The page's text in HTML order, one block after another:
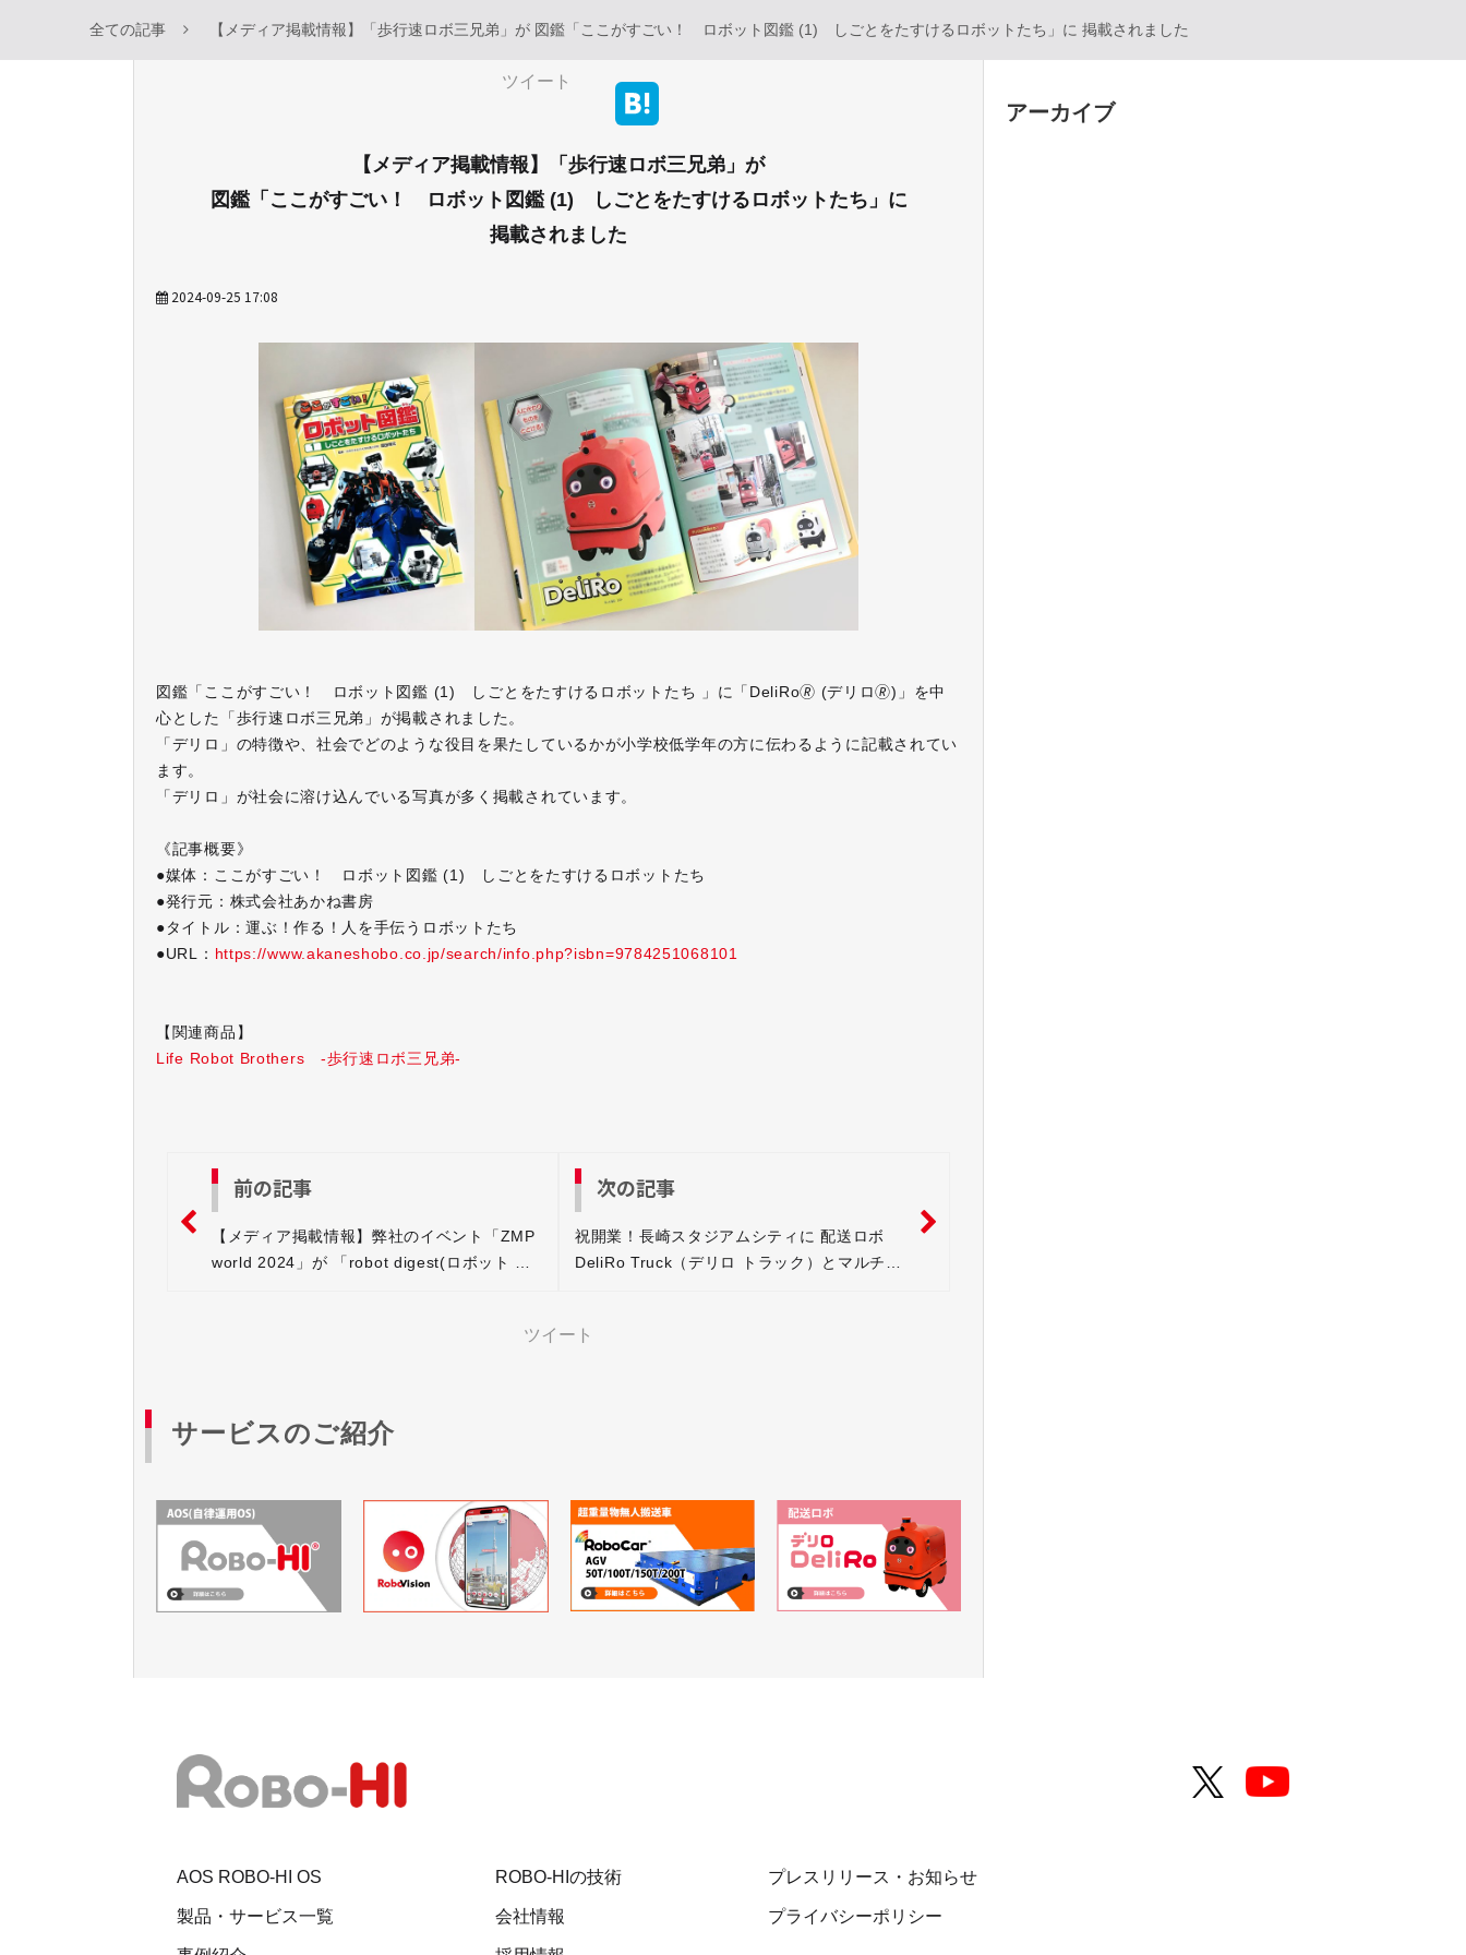
全ての記事 【メディア掲載情報】「歩行速ロボ三兄弟」が 図鑑「ここがすごい！ ロボット図鑑 (1) しごとをたすけるロボットたち」に 掲載されました
ツイート
【メディア掲載情報】「歩行速ロボ三兄弟」が
図鑑「ここがすごい！ ロボット図鑑 (1) しごとをたすけるロボットたち」に
掲載されました
2024-09-25 17:08
図鑑「ここがすごい！ ロボット図鑑 (1) しごとをたすけるロボットたち 」に「DeliRo🄬 (デリロ🄬)」を中
心とした「歩行速ロボ三兄弟」が掲載されました。
「デリロ」の特徴や、社会でどのような役目を果たしているかが小学校低学年の方に伝わるように記載されてい
ます。
「デリロ」が社会に溶け込んでいる写真が多く掲載されています。
《記事概要》
●媒体：ここがすごい！ ロボット図鑑 (1) しごとをたすけるロボットたち
●発行元：株式会社あかね書房
●タイトル：運ぶ！作る！人を手伝うロボットたち
●URL： https://www.akaneshobo.co.jp/search/info.php?isbn=9784251068101
【関連商品】
Life Robot Brothers -歩行速ロボ三兄弟-
前の記事
【メディア掲載情報】弊社のイベント「ZMP
world 2024」が 「robot digest(ロボット ダ
次の記事
祝開業！長崎スタジアムシティに 配送ロボ
DeliRo Truck（デリロ トラック）とマルチロ
ツイート
サービスのご紹介
アーカイブ
AOS ROBO-HI OS
製品・サービス一覧
ROBO-HIの技術
会社情報
プレスリリース・お知らせ
プライバシーポリシー